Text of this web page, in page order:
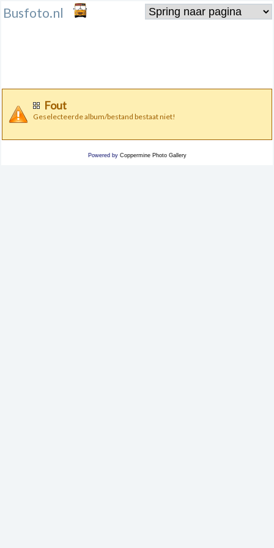
Busfoto.nl
Fout
Geselecteerde album/bestand bestaat niet!
Powered by Coppermine Photo Gallery